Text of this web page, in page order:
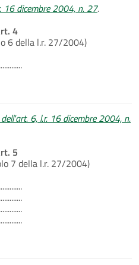
16 dicembre 2004, n. 27.
4
6 della l.r. 27/2004)
6, l.r. 16 dicembre 2004, n.
5
7 della l.r. 27/2004)